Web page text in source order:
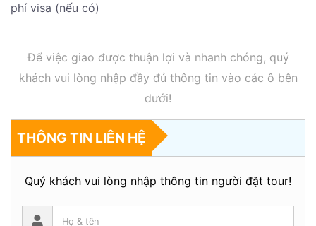
phí visa (nếu có)
Để việc giao được thuận lợi và nhanh chóng, quý
khách vui lòng nhập đầy đủ thông tin vào các ô bên
dưới!
THÔNG TIN LIÊN HỆ
Quý khách vui lòng nhập thông tin người đặt tour!